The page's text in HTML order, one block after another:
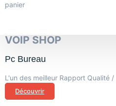
panier
VOIP SHOP
Pc Bureau
L'un des meilleur Rapport Qualité /
Découvrir